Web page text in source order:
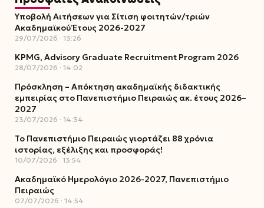
Υποβολή Αιτήσεων για Σίτιση φοιτητών/τριών
Ακαδημαϊκού Έτους 2026-2027
29/07/2026 13:26
KPMG, Advisory Graduate Recruitment Program 2026
28/07/2026 14:02
Πρόσκληση – Απόκτηση ακαδημαϊκής διδακτικής
εμπειρίας στο Πανεπιστήμιο Πειραιώς ακ. έτους 2026–
2027
23/07/2026 14:34
Το Πανεπιστήμιο Πειραιώς γιορτάζει 88 χρόνια
ιστορίας, εξέλιξης και προσφοράς!
10/07/2026 13:54
Ακαδημαϊκό Ημερολόγιο 2026-2027, Πανεπιστήμιο
Πειραιώς
07/07/2026 14:54